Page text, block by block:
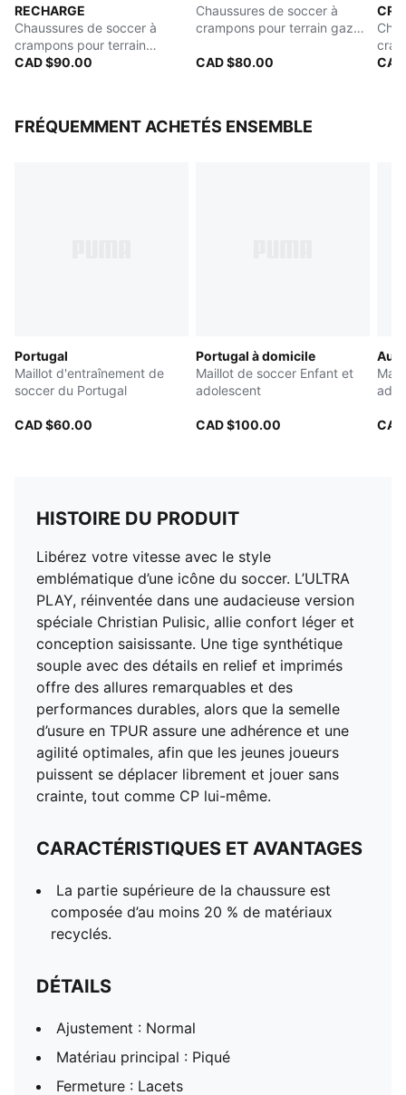
Éléments de la marque Christian Pulisic
Éléments de la marque PUMA
PUMA Jeunes : Recommandé pour les enfants entre 8
RECHARGE
Chaussures de soccer à
crampons pour terrain
dur/terrain artificiel Enfant et
CAD $90.00
Chaussures de soccer à
crampons pour terrain gazon
pour adolescents
CAD $80.00
ou
FRÉQUEMMENT ACHETÉS ENSEMBLE
Portugal
Maillot d'entraînement de
soccer du Portugal
CAD $60.00
Portugal à domicile
Maillot de soccer Enfant et
adolescent
CAD $100.00
HISTOIRE DU PRODUIT
Libérez votre vitesse avec le style
emblématique d’une icône du soccer. L’ULTRA
PLAY, réinventée dans une audacieuse version
spéciale Christian Pulisic, allie confort léger et
conception saisissante. Une tige synthétique
souple avec des détails en relief et imprimés
offre des allures remarquables et des
performances durables, alors que la semelle
d’usure en TPUR assure une adhérence et une
agilité optimales, afin que les jeunes joueurs
puissent se déplacer librement et jouer sans
crainte, tout comme CP lui-même.
CARACTÉRISTIQUES ET AVANTAGES
La partie supérieure de la chaussure est
composée d’au moins 20 % de matériaux
recyclés.
DÉTAILS
Ajustement : Normal
Matériau principal : Piqué
Fermeture : Lacets